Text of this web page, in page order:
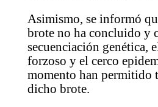
Asimismo, se informó
brote no ha concluido y
secuenciación genética,
forzoso y el cerco
momento han permitido
dicho brote.